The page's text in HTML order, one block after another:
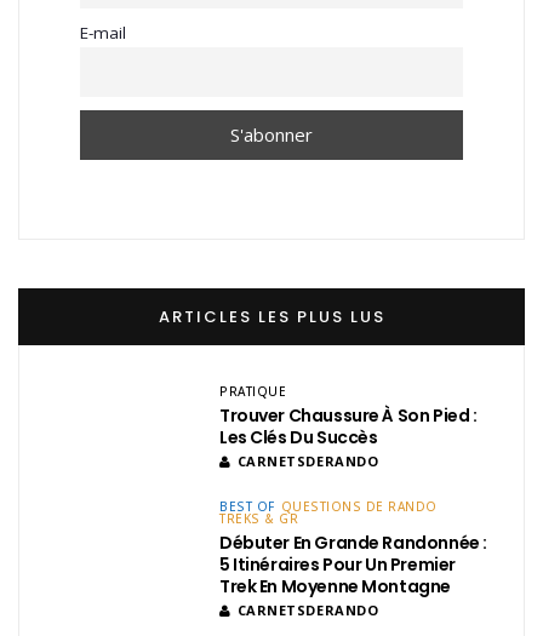
E-mail
ARTICLES LES PLUS LUS
PRATIQUE
Trouver Chaussure À Son Pied :
Les Clés Du Succès
CARNETSDERANDO
BEST OF QUESTIONS DE RANDO
TREKS & GR
Débuter En Grande Randonnée :
5 Itinéraires Pour Un Premier
Trek En Moyenne Montagne
CARNETSDERANDO